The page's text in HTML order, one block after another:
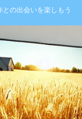
の出会いを楽しもう